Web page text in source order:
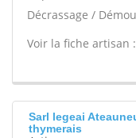
Décrassage /
Voir la fiche artisan :
Sarl legeai
thymerais